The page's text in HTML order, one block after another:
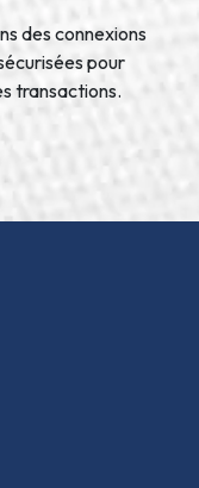
des connexions
pour
transactions.